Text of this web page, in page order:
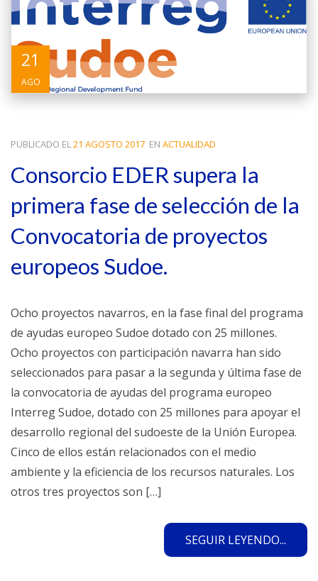
21
AGO
PUBLICADO EL21 AGOSTO 2017 EN ACTUALIDAD
Consorcio EDER supera la
primera fase de selección de la
Convocatoria de proyectos
europeos Sudoe.
Ocho proyectos navarros, en la fase final del programa
de ayudas europeo Sudoe dotado con 25 millones.
Ocho proyectos con participación navarra han sido
seleccionados para pasar a la segunda y última fase de
la convocatoria de ayudas del programa europeo
Interreg Sudoe, dotado con 25 millones para apoyar el
desarrollo regional del sudoeste de la Unión Europea.
Cinco de ellos están relacionados con el medio
ambiente y la eficiencia de los recursos naturales. Los
otros tres proyectos son […]
SEGUIR LEYENDO...